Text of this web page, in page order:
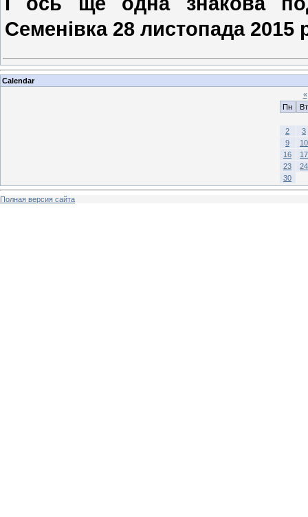
Семенівка 28 листопада 2015
Calendar
«
Пн
Вт
2
3
9
10
16
17
23
24
30
Полная версия сайта